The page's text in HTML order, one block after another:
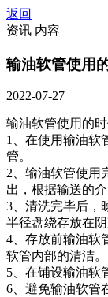
返回
资讯 内容
输油软管使用
2022-07-27
输油软管使用的
1、在使用输油软
管。
2、输油软管使用
出，根据输送的
3、清洗完毕后，
半径盘绕存放在
4、存放前输油软
软管内部的清洁。
5、在铺设输油软
6、避免输油软管